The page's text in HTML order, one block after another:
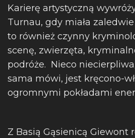
Karierę artystyczną
Turnau, gdy miała
to również czynny
scenę, zwierzęta,
podróże. Nieco
sama mówi, jest kręcono-
ogromnymi pokładami
Z Basią Gąsienicą Giewont